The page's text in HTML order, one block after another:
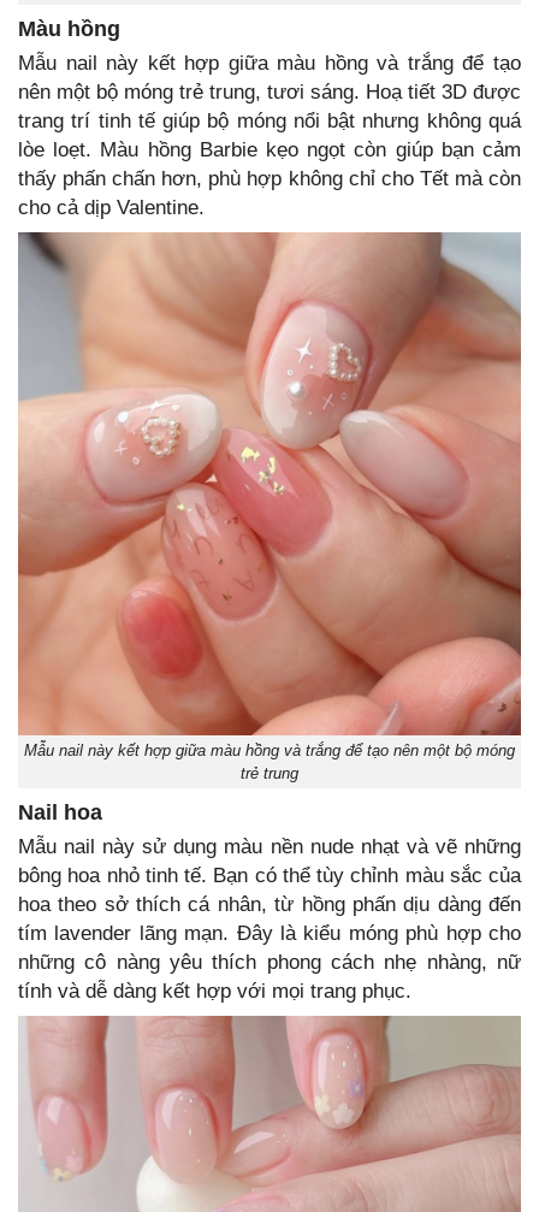
Màu hồng
Mẫu nail này kết hợp giữa màu hồng và trắng để tạo
nên một bộ móng trẻ trung, tươi sáng. Hoạ tiết 3D được
trang trí tinh tế giúp bộ móng nổi bật nhưng không quá
lòe loẹt. Màu hồng Barbie kẹo ngọt còn giúp bạn cảm
thấy phấn chấn hơn, phù hợp không chỉ cho Tết mà còn
cho cả dịp Valentine.
Mẫu nail này kết hợp giữa màu hồng và trắng để tạo nên một bộ móng
trẻ trung
Nail hoa
Mẫu nail này sử dụng màu nền nude nhạt và vẽ những
bông hoa nhỏ tinh tế. Bạn có thể tùy chỉnh màu sắc của
hoa theo sở thích cá nhân, từ hồng phấn dịu dàng đến
tím lavender lãng mạn. Đây là kiểu móng phù hợp cho
những cô nàng yêu thích phong cách nhẹ nhàng, nữ
tính và dễ dàng kết hợp với mọi trang phục.